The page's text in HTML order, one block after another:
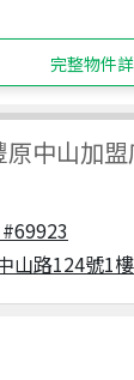
完整物件
原中山加
山路124號1樓